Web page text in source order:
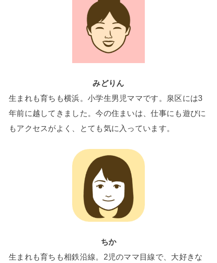
みどりん
生まれも育ちも横浜。小学生男児ママです。泉区には3
年前に越してきました。今の住まいは、仕事にも遊びに
もアクセスがよく、とても気に入っています。
ちか
生まれも育ちも相鉄沿線。2児のママ目線で、大好きな